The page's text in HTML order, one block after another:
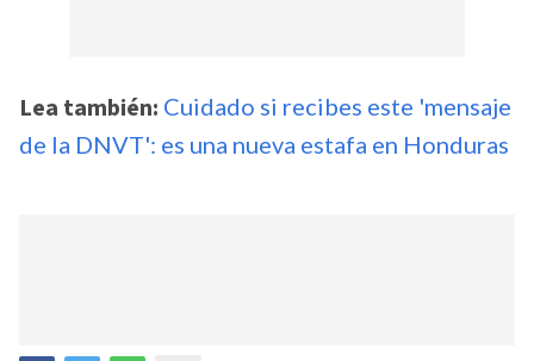
Lea también: Cuidado si recibes este 'mensaje
de la DNVT': es una nueva estafa en Honduras